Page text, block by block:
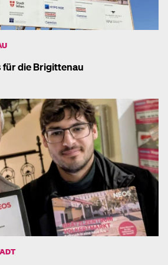
die Brigittenau